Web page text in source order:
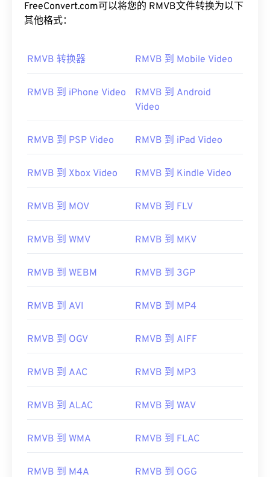
FreeConvert.com可以将您的 RMVB文件转换为以下
其他格式：
RMVB 转换器 RMVB 到 Mobile Video
RMVB 到 iPhone Video
RMVB 到 Android
Video
RMVB 到 PSP Video RMVB 到 iPad Video
RMVB 到 Xbox Video RMVB 到 Kindle Video
RMVB 到 MOV RMVB 到 FLV
RMVB 到 WMV RMVB 到 MKV
RMVB 到 WEBM RMVB 到 3GP
RMVB 到 AVI RMVB 到 MP4
RMVB 到 OGV RMVB 到 AIFF
RMVB 到 AAC RMVB 到 MP3
RMVB 到 ALAC RMVB 到 WAV
RMVB 到 WMA RMVB 到 FLAC
RMVB 到 M4A RMVB 到 OGG